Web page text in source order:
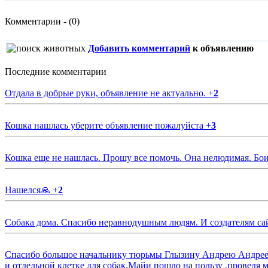
Комментарии - (0)
Добавить комментарий к объявлению
Последние комментарии
Отдала в добрые руки, объявление не актуально. +2
Кошка нашлась уберите объявление пожалуйста +3
Кошка еще не нашлась. Прошу все помочь. Она нелюдимая.
Нашелся🙏 +2
Собака дома. Спасибо неравнодушным людям. И создателям
Спасибо большое начальнику тюрьмы Глызину Андрею
и отдельной клетке для собак.Майи пошло на пользу ,проведя